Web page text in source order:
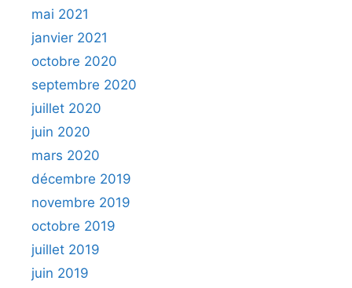
mai 2021
janvier 2021
octobre 2020
septembre 2020
juillet 2020
juin 2020
mars 2020
décembre 2019
novembre 2019
octobre 2019
juillet 2019
juin 2019